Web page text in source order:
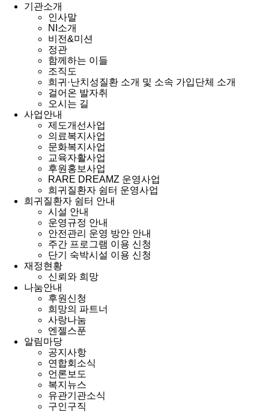
기관소개
인사말
NI소개
비전&미션
정관
함께하는 이들
조직도
희귀·난치성질환 소개 및 소속 가입단체 소개
걸어온 발자취
오시는 길
사업안내
제도개선사업
의료복지사업
문화복지사업
교육자활사업
후원홍보사업
RARE DREAMZ 운영사업
희귀질환자 쉼터 운영사업
희귀질환자 쉼터 안내
시설 안내
운영규정 안내
안전관리 운영 방안 안내
주간 프로그램 이용 신청
단기 숙박시설 이용 신청
재정현황
신뢰와 희망
나눔안내
후원신청
희망의 파트너
사랑나눔
엔젤스푼
알림마당
공지사항
연합회소식
언론보도
복지뉴스
유관기관소식
구인구직